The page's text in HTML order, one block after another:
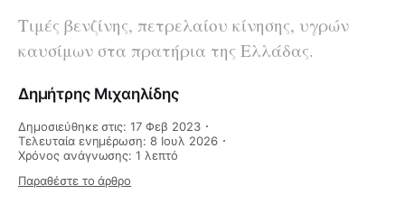
Τιμές βενζίνης, πετρελαίου κίνησης, υγρών
καυσίμων στα πρατήρια της Ελλάδας.
Δημήτρης Μιχαηλίδης
Δημοσιεύθηκε στις: 17 Φεβ 2023
Τελευταία ενημέρωση: 8 Ιουλ 2026
Χρόνος ανάγνωσης: 1 λεπτό
Παραθέστε το άρθρο